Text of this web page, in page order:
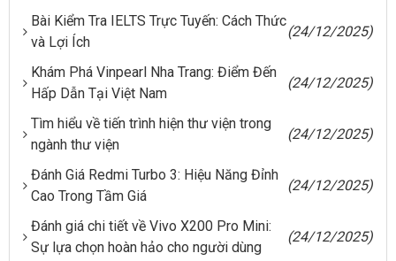
Bài Kiểm Tra IELTS Trực Tuyến: Cách Thức
và Lợi Ích
(24/12/2025)
Khám Phá Vinpearl Nha Trang: Điểm Đến
Hấp Dẫn Tại Việt Nam
(24/12/2025)
Tìm hiểu về tiến trình hiện thư viện trong
ngành thư viện
(24/12/2025)
Đánh Giá Redmi Turbo 3: Hiệu Năng Đỉnh
Cao Trong Tầm Giá
(24/12/2025)
Đánh giá chi tiết về Vivo X200 Pro Mini:
Sự lựa chọn hoàn hảo cho người dùng
(24/12/2025)